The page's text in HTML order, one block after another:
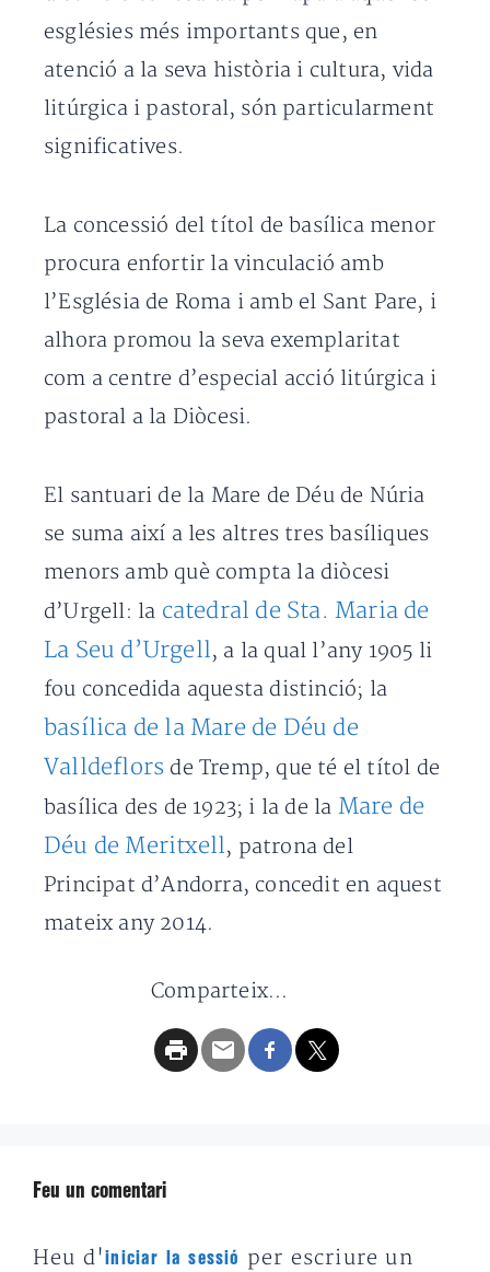
esglésies més importants que, en
atenció a la seva història i cultura, vida
litúrgica i pastoral, són particularment
significatives.
La concessió del títol de basílica menor
procura enfortir la vinculació amb
l’Església de Roma i amb el Sant Pare, i
alhora promou la seva exemplaritat
com a centre d’especial acció litúrgica i
pastoral a la Diòcesi.
El santuari de la Mare de Déu de Núria
se suma així a les altres tres basíliques
menors amb què compta la diòcesi
d’Urgell: la catedral de Sta. Maria de
La Seu d’Urgell, a la qual l’any 1905 li
fou concedida aquesta distinció; la
basílica de la Mare de Déu de
Valldeflors de Tremp, que té el títol de
basílica des de 1923; i la de la Mare de
Déu de Meritxell, patrona del
Principat d’Andorra, concedit en aquest
mateix any 2014.
Comparteix...
Feu un comentari
Heu d'iniciar la sessió
per escriure un